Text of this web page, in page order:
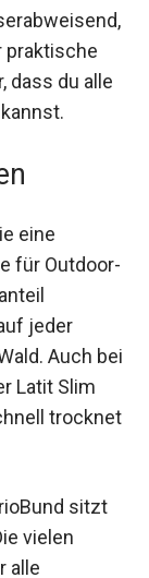
frei
du
kannst.
eine
für
oder im
bist du mit
da sie
ist.